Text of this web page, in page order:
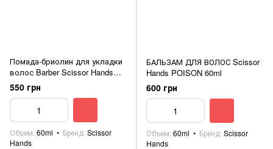
Помада-бриолин для укладки
волос Barber Scissor Hands
60ml
550 грн
Объем 60ml Бренд Scissor
Hands
БАЛЬЗАМ ДЛЯ ВОЛОС Scissor
Hands POISON 60ml
600 грн
Объем 60ml Бренд Scissor
Hands